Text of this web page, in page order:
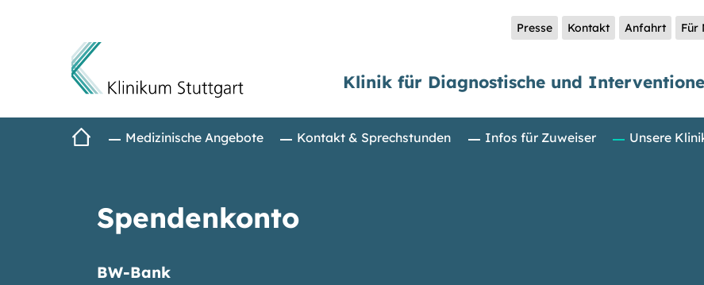
Direkt zum Inhalt
Presse Kontakt Anfahrt Für
Klinik für Diagnostische und
StartseiteMedizinische Angebote Kontakt & Sprechstunden Infos für Zuweiser Unsere
Spendenkonto
BW-Bank